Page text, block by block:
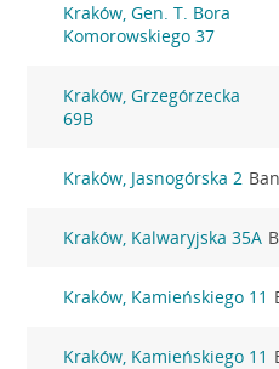
Kraków, Gen. T. Bora
Komorowskiego 37
Kraków, Grzegórzecka
69B
Kraków, Jasnogórska 2
Kraków, Kalwaryjska 35A
Kraków, Kamieńskiego 11
Kraków, Kamieńskiego 11